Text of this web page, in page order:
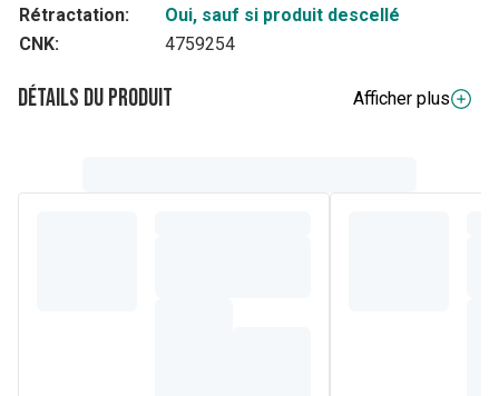
Rétractation:
Oui, sauf si produit descellé
CNK:
4759254
Détails du produit
Afficher plus
persistants.